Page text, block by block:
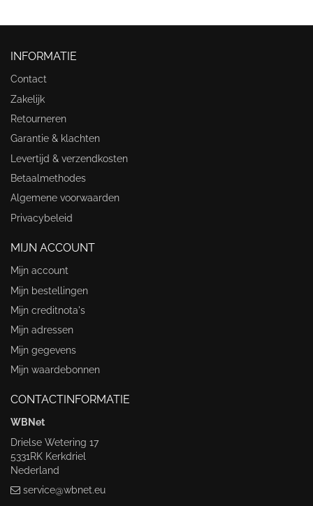
INFORMATIE
Contact
Zakelijk
Retourneren
Garantie & klachten
Levertijd & verzendkosten
Betaalmethodes
Algemene voorwaarden
Privacybeleid
MIJN ACCOUNT
Mijn account
Mijn bestellingen
Mijn creditnota's
Mijn adressen
Mijn gegevens
Mijn waardebonnen
CONTACTINFORMATIE
WBNet
Drielse Wetering 17
5331RK Kerkdriel
Nederland
service@wbnet.eu